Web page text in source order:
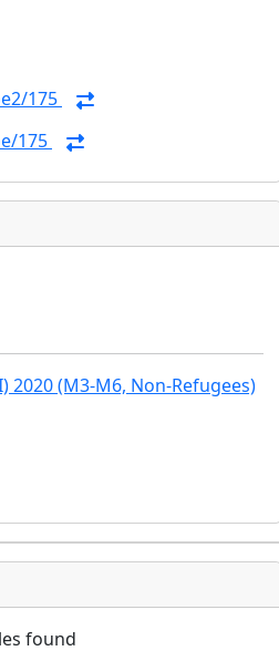
175
175
2020 (M3-M6, Non-Refugees)
found